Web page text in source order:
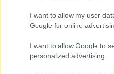
I want to allow my user
Google for online
I want to allow Google to
personalized advertising.
αναγνώσεις του